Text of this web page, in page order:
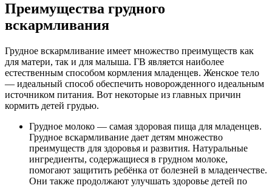
Преимущества грудного
вскармливания
Грудное вскармливание имеет множество преимуществ как
для матери, так и для малыша. ГВ является наиболее
естественным способом кормления младенцев. Женское тело
— идеальный способ обеспечить новорожденного идеальным
источником питания. Вот некоторые из главных причин
кормить детей грудью.
Грудное молоко — самая здоровая пища для младенцев.
Грудное вскармливание дает детям множество
преимуществ для здоровья и развития. Натуральные
ингредиенты, содержащиеся в грудном молоке,
помогают защитить ребёнка от болезней в младенчестве.
Они также продолжают улучшать здоровье детей по